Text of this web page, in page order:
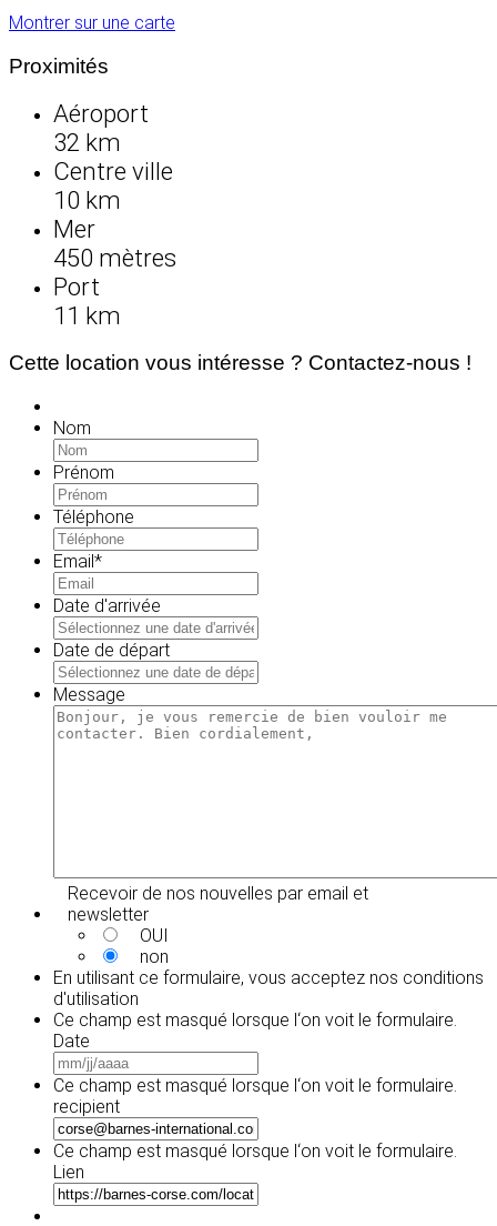
Montrer sur une carte
Proximités
Aéroport
32 km
Centre ville
10 km
Mer
450 mètres
Port
11 km
Cette location vous intéresse ? Contactez-nous !
Nom
Prénom
Téléphone
Email*
Date d'arrivée
JJ
slash
AAAA
Date de départ
JJ
slash
Message
Recevoir de nos nouvelles par email et
newsletter
OUI
non
En utilisant ce formulaire, vous acceptez nos conditions
d'utilisation
Ce champ est masqué lorsque l‘on voit le formulaire.
Date
slash
slash
AAAA
Ce champ est masqué lorsque l‘on voit le formulaire.
recipient
Ce champ est masqué lorsque l‘on voit le formulaire.
Lien